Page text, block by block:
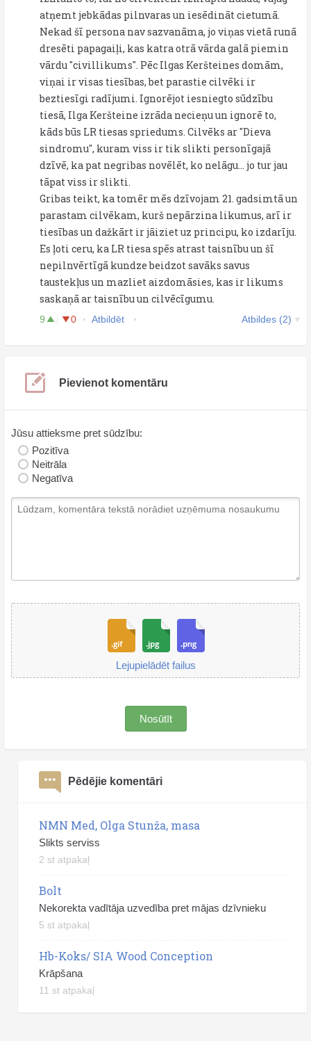
atņemt jebkādas pilnvaras un iesēdināt cietumā.
Nekad šī persona nav sazvanāma, jo viņas vietā runā
dresēti papagaiļi, kas katra otrā vārda galā piemin
vārdu "civillikums". Pēc Ilgas Keršteines domām,
viņai ir visas tiesības, bet parastie cilvēki ir
beztiesīgi radījumi. Ignorējot iesniegto sūdzību
tiesā, Ilga Keršteine izrāda necieņu un ignorē to,
kāds būs LR tiesas spriedums. Cilvēks ar "Dieva
sindromu", kuram viss ir tik slikti personīgajā
dzīvē, ka pat negribas novēlēt, ko nelāgu... jo tur jau
tāpat viss ir slikti.
Gribas teikt, ka tomēr mēs dzīvojam 21. gadsimtā un
parastam cilvēkam, kurš nepārzina likumus, arī ir
tiesības un dažkārt ir jāiziet uz principu, ko izdarīju.
Es ļoti ceru, ka LR tiesa spēs atrast taisnību un šī
nepilnvērtīgā kundze beidzot savāks savus
taustekļus un mazliet aizdomāsies, kas ir likums
saskaņā ar taisnību un cilvēcīgumu.
9 0 Atbildēt Atbildes (2)
Pievienot komentāru
Jūsu attieksme pret sūdzību:
Pozitīva
Neitrāla
Negatīva
Lejupielādēt failus
Nosūtīt
Pēdējie komentāri
NMN Med, Olga Stunža, masa
Slikts serviss
2 st atpakaļ
Bolt
Nekorekta vadītāja uzvedība pret mājas dzīvnieku
5 st atpakaļ
Hb-Koks/ SIA Wood Conception
Krāpšana
11 st atpakaļ